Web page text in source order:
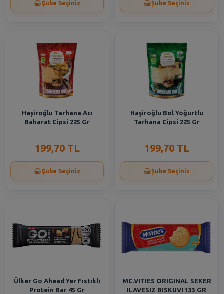
Şube Seçiniz Şube Seçiniz
Haşiroğlu Tarhana Acı
Baharat Cipsi 225 Gr
199,70 TL
Şube Seçiniz
Haşiroğlu Bol Yoğurtlu
Tarhana Cipsi 225 Gr
199,70 TL
Şube Seçiniz
Ülker Go Ahead Yer Fıstıklı
Protein Bar 45 Gr
MC.VITIES ORIGINAL SEKER
ILAVESIZ BISKUVI 133 GR